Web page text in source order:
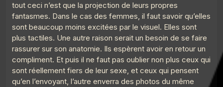
10
Le point G! 2 Le fantasme de la plage
Le Poing G
Le Point G! La laliophilie
Le Poing G
12
Le Point G! 2 La sidérodromophilie
Le Poing G
tout ceci n’est que la projection de leurs propres
fantasmes. Dans le cas des femmes, il faut savoir qu’elles
sont beaucoup moins excitées par le visuel. Elles sont
plus tactiles. Une autre raison serait un besoin de se faire
rassurer sur son anatomie. Ils espèrent avoir en retour un
compliment. Et puis il ne faut pas oublier non plus ceux qui
sont réellement fiers de leur sexe, et ceux qui pensent
qu’en l’envoyant, l’autre enverra des photos du même